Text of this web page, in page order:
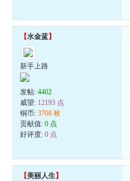
【水金蓝】
新手上路
发帖:4402
威望: 12193 点
铜币:3708 枚
贡献值:0 点
好评度:0 点
【美丽人生】